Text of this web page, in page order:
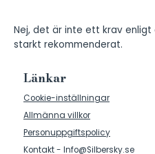
Nej, det är inte ett krav
starkt rekommenderat.
Länkar
Cookie-inställningar
Allmänna villkor
Personuppgiftspolicy
Kontakt - Info@Silbersky.se